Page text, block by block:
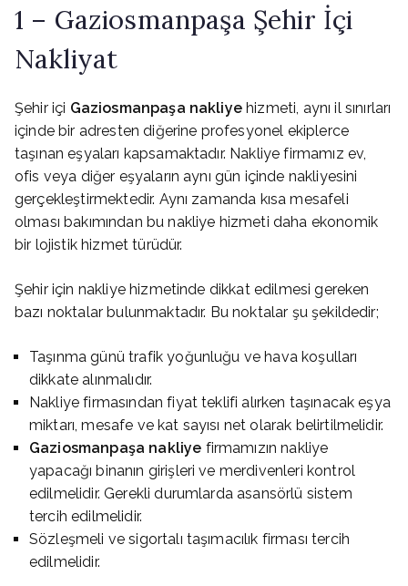
1 – Gaziosmanpaşa Şehir İçi
Nakliyat
Şehir içi Gaziosmanpaşa nakliye hizmeti, aynı il sınırları
içinde bir adresten diğerine profesyonel ekiplerce
taşınan eşyaları kapsamaktadır. Nakliye firmamız ev,
ofis veya diğer eşyaların aynı gün içinde nakliyesini
gerçekleştirmektedir. Aynı zamanda kısa mesafeli
olması bakımından bu nakliye hizmeti daha ekonomik
bir lojistik hizmet türüdür.
Şehir için nakliye hizmetinde dikkat edilmesi gereken
bazı noktalar bulunmaktadır. Bu noktalar şu şekildedir;
Taşınma günü trafik yoğunluğu ve hava koşulları
dikkate alınmalıdır.
Nakliye firmasından fiyat teklifi alırken taşınacak eşya
miktarı, mesafe ve kat sayısı net olarak belirtilmelidir.
Gaziosmanpaşa nakliye firmamızın nakliye
yapacağı binanın girişleri ve merdivenleri kontrol
edilmelidir. Gerekli durumlarda asansörlü sistem
tercih edilmelidir.
Sözleşmeli ve sigortalı taşımacılık firması tercih
edilmelidir.